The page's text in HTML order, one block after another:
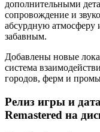
дополнительными
сопровождение и
абсурдную атмосферу
забавным.
Добавлены новые
система
городов, ферм и
Релиз игры и
Remastered на